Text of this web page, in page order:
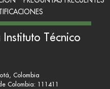
Técnico
Colombia
Colombia: 111411